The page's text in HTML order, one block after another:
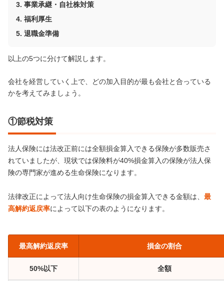
事業承継・自社株対策
福利厚生
退職金準備
以上の5つに分けて解説します。
会社を経営していく上で、どの加入目的が最も会社と合っている
かを考えてみましょう。
①節税対策
法人保険には法改正前には全額損金算入できる保険が多数販売さ
れていましたが、現状では保険料が40%損金算入の保険が法人保
険の専門家が進める生命保険になります。
法律改正によって法人向け生命保険の損金算入できる金額は、 最
高解約返戻率によって以下の表のようになります。
最高解約返戻率 損金の割合
50%以下 全額